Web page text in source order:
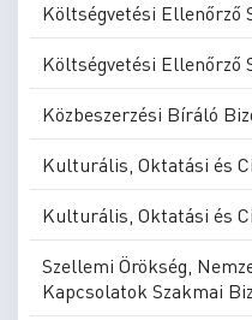
Költségvetési Ellenőrző
Költségvetési Ellenőrző
Közbeszerzési Bíráló
Kulturális, Oktatási és
Kulturális, Oktatási és
Szellemi Örökség,
Kapcsolatok Szakmai